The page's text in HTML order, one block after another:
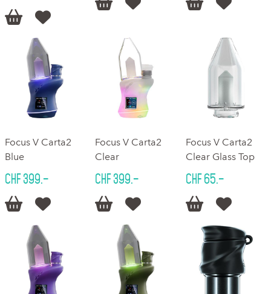
 
Focus V Carta2
Blue
CHF 399.–
 
Focus V Carta2
Clear
CHF 399.–
 
Focus V Carta2
Clear Glass Top
CHF 65.–
 